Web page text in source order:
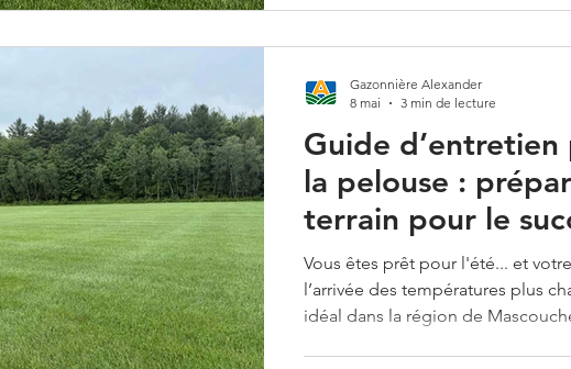
du printemps devrait avoir été
Guide
la pelouse :
terrain pour le
Vous êtes prêt pour l'été... et
l’arrivée des températures plus
idéal dans la région de
Gazonnière Alexander
8 mai
3 min de lecture